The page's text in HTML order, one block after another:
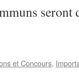
seront
et Concours,